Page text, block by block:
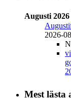
Augusti 2026
2026-
Mest